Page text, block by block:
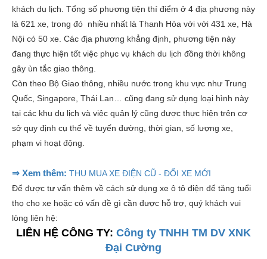
khách du lịch. Tổng số phương tiện thí điểm ở 4 địa phương này
là 621 xe, trong đó nhiều nhất là Thanh Hóa với với 431 xe, Hà
Nội có 50 xe. Các địa phương khẳng định, phương tiện này
đang thực hiện tốt việc phục vụ khách du lịch đồng thời không
gây ùn tắc giao thông.
Còn theo Bộ Giao thông, nhiều nước trong khu vực như Trung
Quốc, Singapore, Thái Lan… cũng đang sử dụng loại hình này
tại các khu du lịch và việc quản lý cũng được thực hiện trên cơ
sở quy định cụ thể về tuyến đường, thời gian, số lượng xe,
phạm vi hoạt động.
⇒ Xem thêm: THU MUA XE ĐIỆN CŨ - ĐỔI XE MỚI
Để được tư vấn thêm về cách sử dụng xe ô tô điện để tăng tuổi
thọ cho xe hoặc có vấn đề gì cần được hỗ trợ, quý khách vui
lòng liên hệ:
LIÊN HỆ CÔNG TY: Công ty TNHH TM DV XNK
Đại Cường